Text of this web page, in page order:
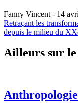
Fanny Vincent - 14
Retraçant les
depuis le milieu du
Ailleurs sur le